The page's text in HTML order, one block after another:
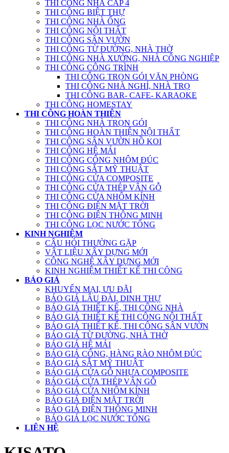
THI CÔNG NHÀ CẤP 4
THI CÔNG BIỆT THỰ
THI CÔNG NHÀ ỐNG
THI CÔNG NỘI THẤT
THI CÔNG SÂN VƯỜN
THI CÔNG TỪ ĐƯỜNG, NHÀ THỜ
THI CÔNG NHÀ XƯỞNG, NHÀ CÔNG NGHIỆP
THI CÔNG CÔNG TRÌNH
THI CÔNG TRỌN GÓI VĂN PHÒNG
THI CÔNG NHÀ NGHỈ, NHÀ TRỌ
THI CÔNG BAR- CAFE- KARAOKE
THI CÔNG HOMESTAY
THI CÔNG HOÀN THIỆN
THI CÔNG NHÀ TRỌN GÓI
THI CÔNG HOÀN THIỆN NỘI THẤT
THI CÔNG SÂN VƯỜN HỒ KOI
THI CÔNG HỆ MÁI
THI CÔNG CỔNG NHÔM ĐÚC
THI CÔNG SẮT MỸ THUẬT
THI CÔNG CỬA COMPOSITE
THI CÔNG CỬA THÉP VÂN GỖ
THI CÔNG CỬA NHÔM KÍNH
THI CÔNG ĐIỆN MẶT TRỜI
THI CÔNG ĐIỆN THÔNG MINH
THI CÔNG LỌC NƯỚC TỔNG
KINH NGHIỆM
CÂU HỎI THƯỜNG GẶP
VẬT LIỆU XÂY DỰNG MỚI
CÔNG NGHỆ XÂY DỰNG MỚI
KINH NGHIỆM THIẾT KẾ THI CÔNG
BÁO GIÁ
KHUYẾN MẠI, ƯU ĐÃI
BÁO GIÁ LÂU ĐÀI, DINH THỰ
BÁO GIÁ THIẾT KẾ, THI CÔNG NHÀ
BÁO GIÁ THIẾT KẾ THI CÔNG NỘI THẤT
BÁO GIÁ THIẾT KẾ, THI CÔNG SÂN VƯỜN
BÁO GIÁ TỪ ĐƯỜNG, NHÀ THỜ
BÁO GIÁ HỆ MÁI
BÁO GIÁ CỔNG, HÀNG RÀO NHÔM ĐÚC
BÁO GIÁ SẮT MỸ THUẬT
BÁO GIÁ CỬA GỖ NHỰA COMPOSITE
BÁO GIÁ CỬA THÉP VÂN GỖ
BÁO GIÁ CỬA NHÔM KÍNH
BÁO GIÁ ĐIỆN MẶT TRỜI
BÁO GIÁ ĐIỆN THÔNG MINH
BÁO GIÁ LỌC NƯỚC TỔNG
LIÊN HỆ